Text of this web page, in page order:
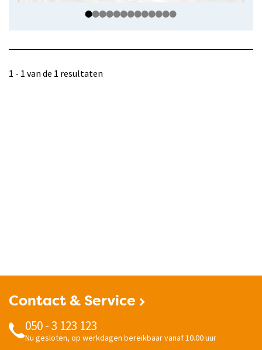
1 - 1 van de 1 resultaten
Contact & Service
050 - 3 123 123
Nu gesloten, op werkdagen bereikbaar vanaf 10.00 uur